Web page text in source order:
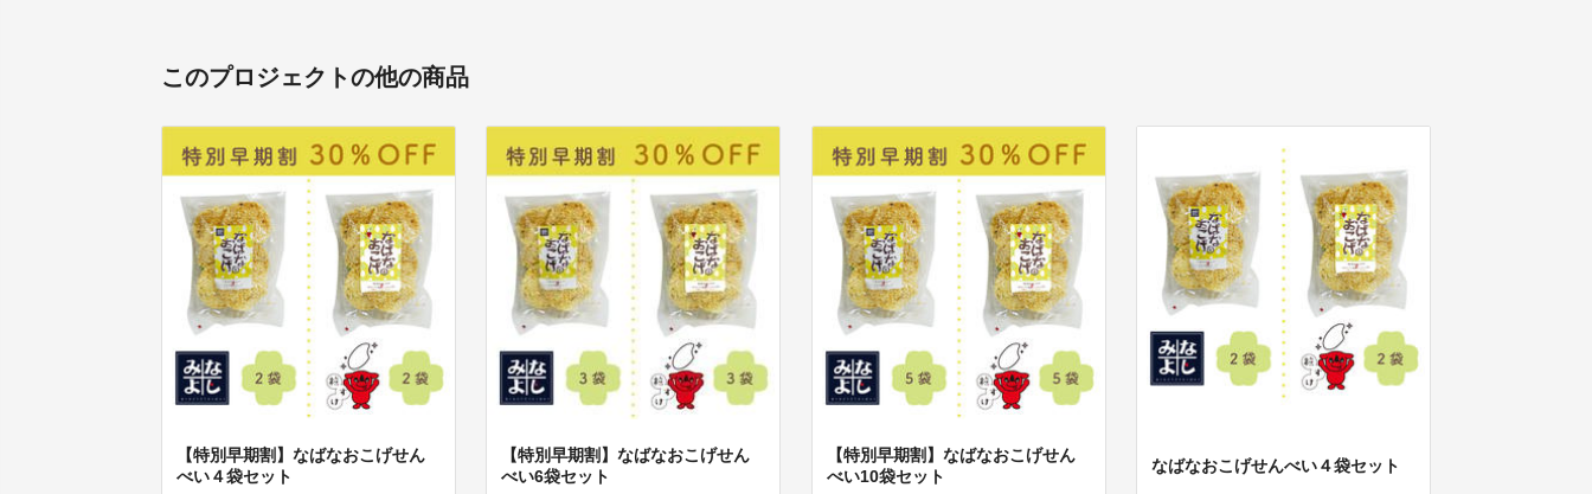
このプロジェクトの他の商品
【特別早期割】なばなおこげせん
べい４袋セット
【特別早期割】なばなおこげせん
べい6袋セット
【特別早期割】なばなおこげせん
べい10袋セット
なばなおこげせんべい４袋セット